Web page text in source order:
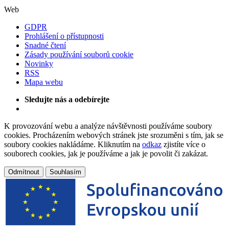
Web
GDPR
Prohlášení o přístupnosti
Snadné čtení
Zásady používání souborů cookie
Novinky
RSS
Mapa webu
Sledujte nás a odebírejte
K provozování webu a analýze návštěvnosti používáme soubory
cookies. Procházením webových stránek jste srozuměni s tím, jak se
soubory cookies nakládáme. Kliknutím na odkaz zjistíte více o
souborech cookies, jak je používáme a jak je povolit či zakázat.
Odmítnout Souhlasím